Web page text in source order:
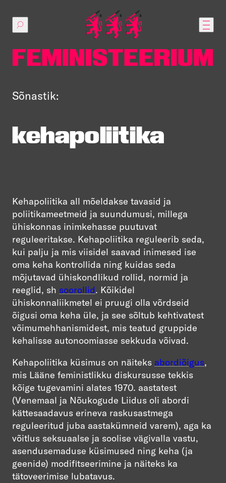
sisu
juurde
Sõnastik:
kehapoliitika
Kehapoliitika all mõeldakse tavasid ja
poliitikameetmeid ja suundumusi, millega
ühiskonnas inimkehasse puutuvat
reguleeritakse. Kehapoliitika reguleerib seda,
kui palju ja mis viisidel saavad inimesed ise
oma keha kontrollida ning kuidas seda
mõjutavad ühiskondlikud rollid, normid ja
reeglid, sh soorollid. Kõikidel
ühiskonnaliikmetel ei pruugi olla võrdseid
õigusi oma keha üle, ja see sõltub kehtivatest
võimumehhanismidest, mis teatud gruppide
kehalisse autonoomiasse sekkuda võivad.
Kehapoliitika küsimus on näiteks abordiõigus,
mis Lääne feministlikku diskursusse tekkis
kõige tugevamini alates 1970. aastatest
(Venemaal ja Nõukogude Liidus oli abordi
kättesaadavus erineva raskusastmega
reguleeritud juba aastakümneid varem), aga ka
võitlus seksuaalse ja soolise vägivalla vastu,
asendusemaduse küsimused ning keha (ja
geenide) modifitseerimine ja näiteks ka
tätoveerimise lubatavus.